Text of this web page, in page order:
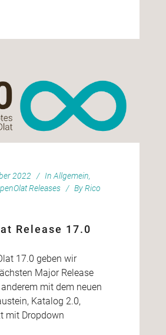
2022 In Allgemein,
Releases By Rico
Release 17.0
17.0 geben wir
Major Release
mit dem neuen
Katalog 2.0,
mit Dropdown